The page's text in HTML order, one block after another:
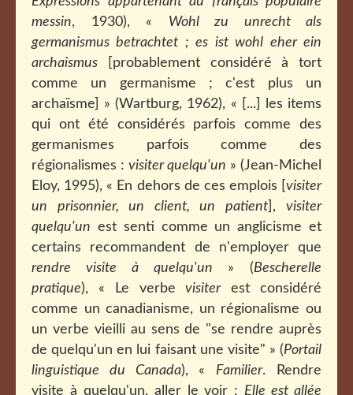
messin, 1930), « Wohl zu unrecht als
germanismus betrachtet ; es ist wohl eher ein
archaismus [probablement considéré à tort
comme un germanisme ; c'est plus un
archaïsme] » (Wartburg, 1962), « [...] les items
qui ont été considérés parfois comme des
germanismes parfois comme des
régionalismes : visiter quelqu'un » (Jean-Michel
Eloy, 1995), « En dehors de ces emplois [ visiter
un prisonnier, un client, un patient], visiter
quelqu'un est senti comme un anglicisme et
certains recommandent de n'employer que
rendre visite à quelqu'un » (Bescherelle
pratique), « Le verbevisiterest considéré
comme un canadianisme, un régionalisme ou
un verbe vieilli au sens de "se rendre auprès
de quelqu'un en lui faisant une visite" » (Portail
linguistique du Canada), « Familier. Rendre
visite à quelqu'un, aller le voir : Elle est allée